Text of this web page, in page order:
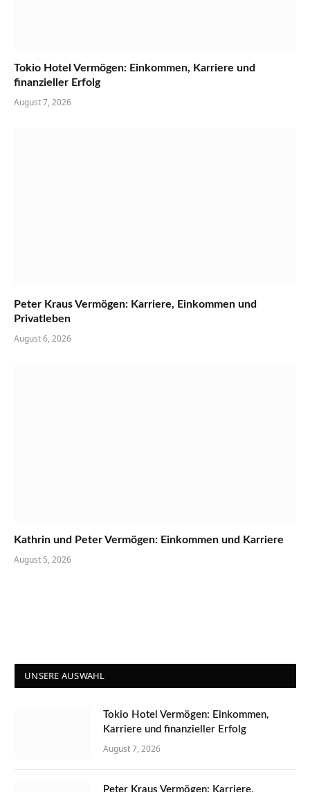
Tokio Hotel Vermögen: Einkommen, Karriere und
finanzieller Erfolg
August 7, 2026
Peter Kraus Vermögen: Karriere, Einkommen und
Privatleben
August 6, 2026
Kathrin und Peter Vermögen: Einkommen und Karriere
August 5, 2026
UNSERE AUSWAHL
Tokio Hotel Vermögen: Einkommen,
Karriere und finanzieller Erfolg
August 7, 2026
Peter Kraus Vermögen: Karriere,